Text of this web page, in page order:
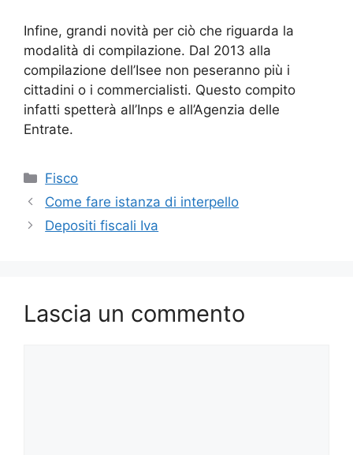
Infine, grandi novità per ciò che riguarda la
modalità di compilazione. Dal 2013 alla
compilazione dell’Isee non peseranno più i
cittadini o i commercialisti. Questo compito
infatti spetterà all’Inps e all’Agenzia delle
Entrate.
Categorie
Fisco
Come fare istanza di interpello
Depositi fiscali Iva
Lascia un commento